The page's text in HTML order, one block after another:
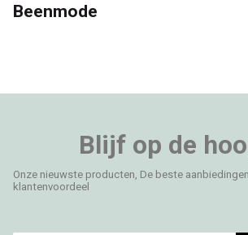
Beenmode
Blijf op de
Onze nieuwste producten, De beste
klantenvoordeel